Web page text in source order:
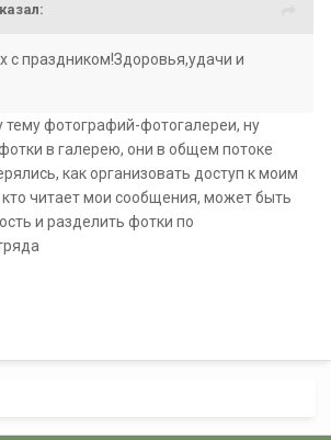
с праздником!Здоровья,удачи и
тему фотографий-фотогалереи, ну
в галерею, они в общем потоке
как организовать доступ к моим
читает мои сообщения, может быть
и разделить фотки по